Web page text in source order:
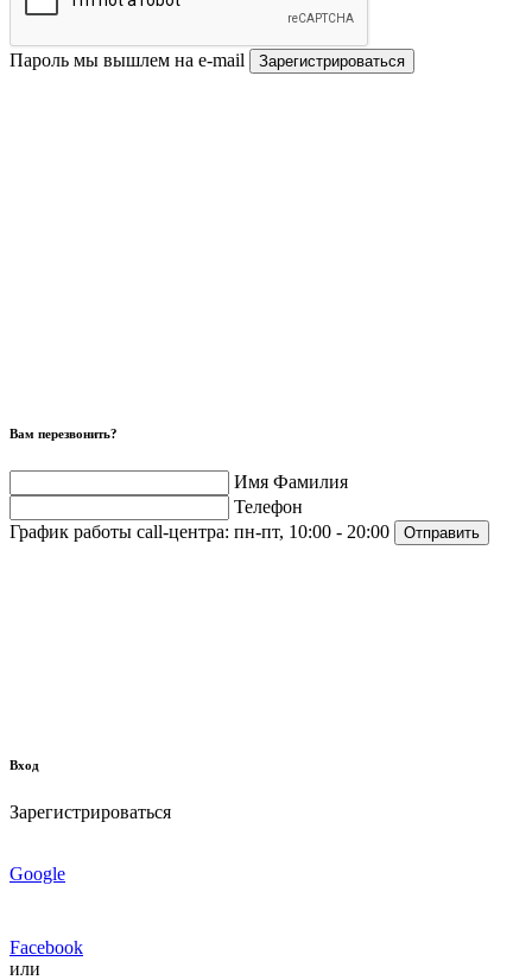
Пароль мы вышлем на e-mail Зарегистрироваться
Вам перезвонить?
Имя Фамилия
Телефон
График работы call-центра: пн-пт, 10:00 - 20:00 Отправить
Вход
Зарегистрироваться
Google
Facebook
или